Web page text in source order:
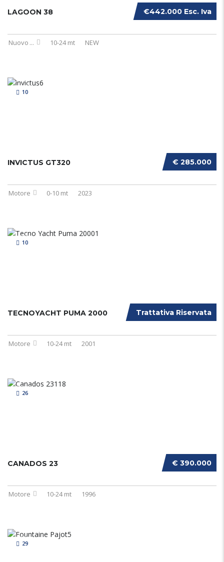
€442.000 Esc. Iva
LAGOON 38
Nuovo ... 10-24 mt NEW
10
€ 285.000
INVICTUS GT320
Motore 0-10 mt 2023
10
Trattativa Riservata
TECNOYACHT PUMA 2000
Motore 10-24 mt 2001
26
€ 390.000
CANADOS 23
Motore 10-24 mt 1996
29